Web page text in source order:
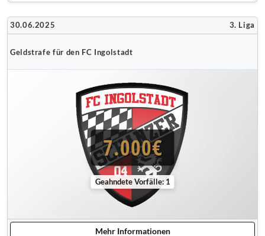
30.06.2025 3. Liga
Geldstrafe für den FC Ingolstadt
7.000€
Geahndete Vorfälle: 1
Mehr Informationen